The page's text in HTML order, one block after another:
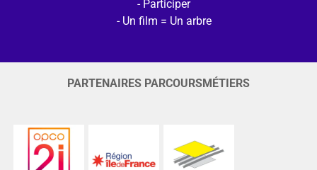
Participer
Un film = Un arbre
PARTENAIRES PARCOURSMÉTIERS